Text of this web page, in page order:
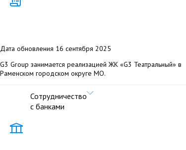
Дата обновления 16 сентября 2025
G3 Group занимается реализацией ЖК «G3 Театральный» в
Раменском городском округе МО.
Сотрудничество
с банками